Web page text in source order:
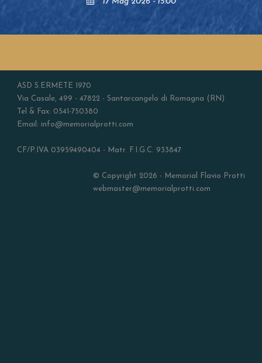
ASD S.ERMETE 1970
Via Casale, 499 - 47822 - Santarcangelo di Romagna (RN)
Tel & Fax: 0541-750380
Email: info@memorialprotti.com
CF/P.IVA 03959490404 - Matr. F.I.G.C. 933847
© Copyright 2026 - Memorial Flavio Protti
webmaster@memorialprotti.com